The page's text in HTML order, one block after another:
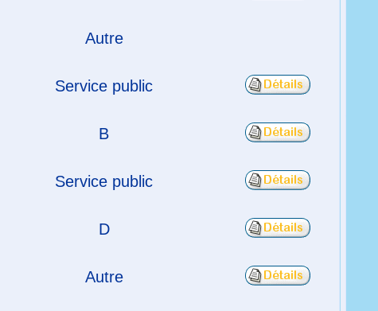
Autre
Service public
B
Service public
D
Autre